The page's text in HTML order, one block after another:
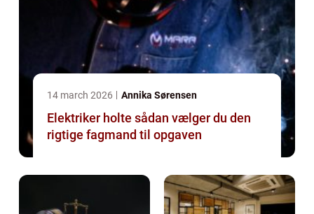
14 march 2026 Annika Sørensen
Elektriker holte sådan vælger du den
rigtige fagmand til opgaven